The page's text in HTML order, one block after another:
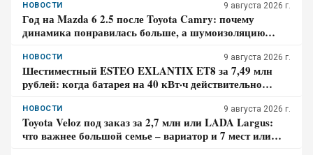
НОВОСТИ 9 августа 2026 г.
Год на Mazda 6 2.5 после Toyota Camry: почему
динамика понравилась больше, а шумоизоляцию
НОВОСТИ 9 августа 2026 г.
Шестиместный ESTEO EXLANTIX ET8 за 7,49 млн
рублей: когда батарея на 40 кВт·ч действительно
НОВОСТИ 9 августа 2026 г.
Toyota Veloz под заказ за 2,7 млн или LADA Largus:
что важнее большой семье – вариатор и 7 мест или